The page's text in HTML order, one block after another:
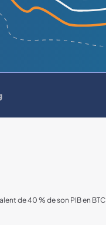
de 40 % de son PIB en BTC